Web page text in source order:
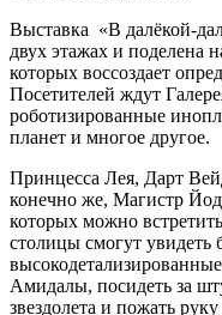
Выставка «В далёкой-
двух этажах и поделена
которых воссоздает
Посетителей ждут
роботизированные
планет и многое другое.
Принцесса Лея, Дарт
конечно же, Магистр
которых можно
столицы смогут увидеть
Амидалы, посидеть за
звездолета и пожать